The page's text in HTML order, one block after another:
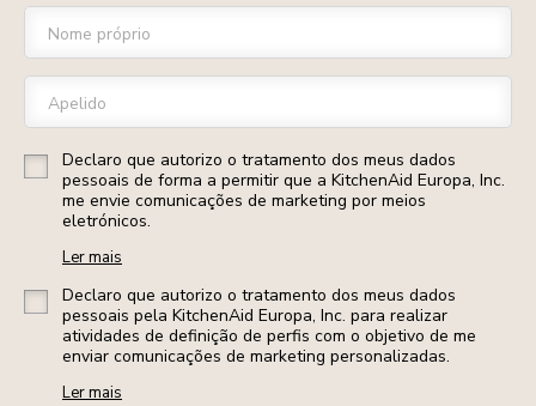
Nome próprio
Apelido
Declaro que autorizo o tratamento dos meus dados
pessoais de forma a permitir que a KitchenAid Europa, Inc.
me envie comunicações de marketing por meios
eletrónicos.
Ler mais
Declaro que autorizo o tratamento dos meus dados
pessoais pela KitchenAid Europa, Inc. para realizar
atividades de definição de perfis com o objetivo de me
enviar comunicações de marketing personalizadas.
Ler mais